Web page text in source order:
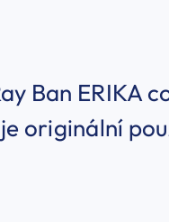
Ban ERIKA
originální